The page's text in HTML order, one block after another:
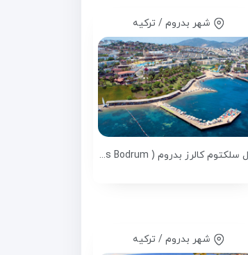
شهر بدروم / ترکیه
هتل سلکتوم کالرز بدروم ( Selectum Colours Bodrum )
شهر بدروم / ترکیه